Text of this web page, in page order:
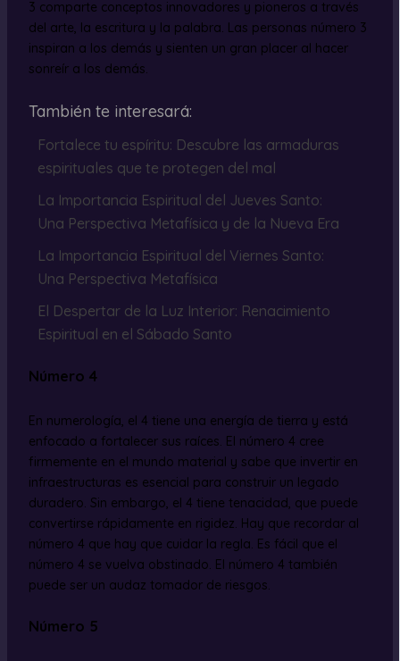
3 comparte conceptos innovadores y pioneros a través
del arte, la escritura y la palabra. Las personas número 3
inspiran a los demás y sienten un gran placer al hacer
sonreír a los demás.
También te interesará:
Fortalece tu espíritu: Descubre las armaduras
espirituales que te protegen del mal
La Importancia Espiritual del Jueves Santo:
Una Perspectiva Metafísica y de la Nueva Era
La Importancia Espiritual del Viernes Santo:
Una Perspectiva Metafísica
El Despertar de la Luz Interior: Renacimiento
Espiritual en el Sábado Santo
Número 4
En numerología, el 4 tiene una energía de tierra y está
enfocado a fortalecer sus raíces. El número 4 cree
firmemente en el mundo material y sabe que invertir en
infraestructuras es esencial para construir un legado
duradero. Sin embargo, el 4 tiene tenacidad, que puede
convertirse rápidamente en rigidez. Hay que recordar al
número 4 que hay que cuidar la regla. Es fácil que el
número 4 se vuelva obstinado. El número 4 también
puede ser un audaz tomador de riesgos.
Número 5